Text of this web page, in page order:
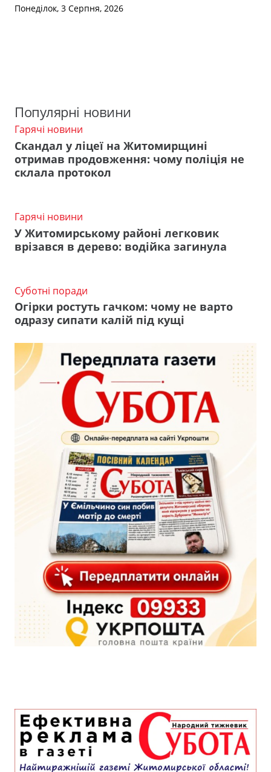
Понеділок, 3 Серпня, 2026
Популярні новини
Гарячі новини
Скандал у ліцеї на Житомирщині
отримав продовження: чому поліція не
склала протокол
Гарячі новини
У Житомирському районі легковик
врізався в дерево: водійка загинула
Суботні поради
Огірки ростуть гачком: чому не варто
одразу сипати калій під кущі